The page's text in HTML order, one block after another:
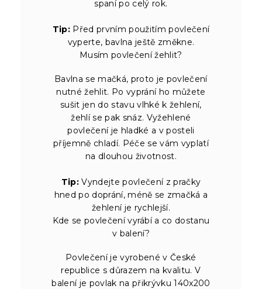
spaní po celý rok.
Tip: Před prvním použitím povlečení
vyperte, bavlna ještě změkne.
Musím povlečení žehlit?
Bavlna se mačká, proto je povlečení
nutné žehlit. Po vyprání ho můžete
sušit jen do stavu vlhké k žehlení,
žehlí se pak snáz. Vyžehlené
povlečení je hladké a v posteli
příjemně chladí. Péče se vám vyplatí
na dlouhou životnost.
Tip: Vyndejte povlečení z pračky
hned po doprání, méně se zmačká a
žehlení je rychlejší.
Kde se povlečení vyrábí a co dostanu
v balení?
Povlečení je vyrobené v České
republice s důrazem na kvalitu. V
balení je povlak na přikrývku 140x200